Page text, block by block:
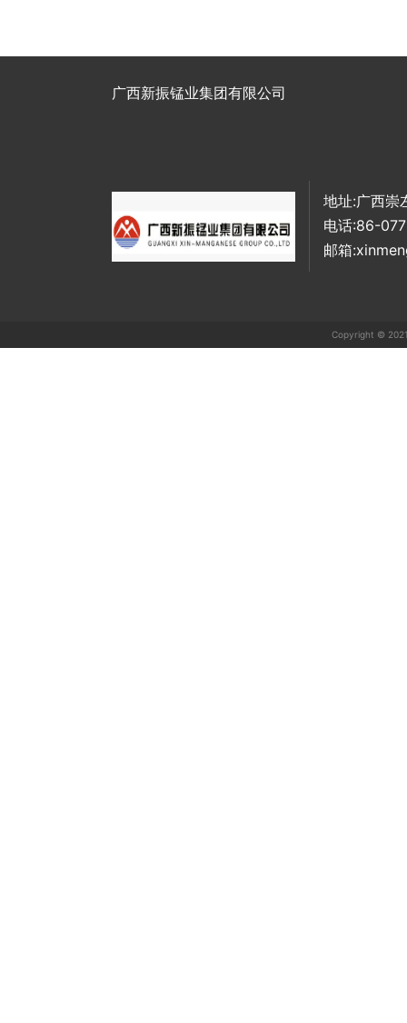
广西新振锰业集团有限公司
地址:广西崇
电话:86-
邮箱
Copyright © 2021